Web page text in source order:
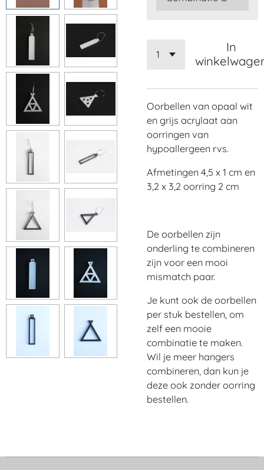
In
Oorbellen van opaal wit
en grijs acrylaat aan
oorringen van
hypoallergeen rvs.
Afmetingen 4,5 x 1 cm en
3,2 x 3,2 oorring 2 cm
De oorbellen zijn
onderling te combineren
zijn voor een mooi
mismatch paar.
Je kunt ook de oorbellen
per stuk bestellen, om
zelf een mooie
combinatie te maken.
Wil je meer hangers
combineren, dan kun je
deze ook zonder oorring
bestellen.